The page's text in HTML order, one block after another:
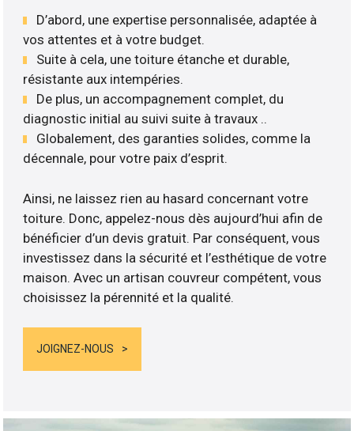
D’abord, une expertise personnalisée, adaptée à
vos attentes et à votre budget.
Suite à cela, une toiture étanche et durable,
résistante aux intempéries.
De plus, un accompagnement complet, du
diagnostic initial au suivi suite à travaux ..
Globalement, des garanties solides, comme la
décennale, pour votre paix d’esprit.
Ainsi, ne laissez rien au hasard concernant votre
toiture. Donc, appelez-nous dès aujourd’hui afin de
bénéficier d’un devis gratuit. Par conséquent, vous
investissez dans la sécurité et l’esthétique de votre
maison. Avec un artisan couvreur compétent, vous
choisissez la pérennité et la qualité.
JOIGNEZ-NOUS